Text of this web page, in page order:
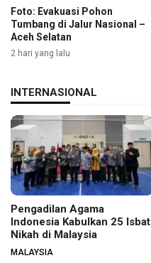
Foto: Evakuasi Pohon
Tumbang di Jalur Nasional –
Aceh Selatan
2 hari yang lalu
INTERNASIONAL
Pengadilan Agama
Indonesia Kabulkan 25 Isbat
Nikah di Malaysia
MALAYSIA